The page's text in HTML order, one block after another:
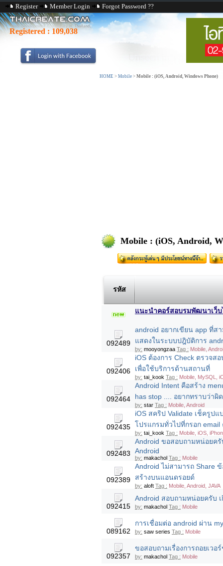
Register Member Login Forgot Password ??
Registered : 109,038
HOME > Mobile > Mobile : (iOS, Android, Windows Phone)
Mobile : (iOS, Android,
รหัส
แนะนำคอร์สอบรมพัฒนาเว็บ
092489
android อยากเขียน app ที่ส
แสดงในระบบปฎิบัติการ
by: mooyongzaa Tag : Mobile,
092406
iOS ต้องการ Check ตรวจส
เพื่อใช้บริการด้านสถานที่
by: tai_kook Tag : Mobile, MySQL,
092464
Android Intent คือสร้าง
has stop .... อยากทราบว่าผิ
by: star Tag : Mobile, Android
092435
iOS สคริป Validate เช็ครูปแ
โปรแกรมทั่วไปที่กรอก email
by: tai_kook Tag : Mobile, iOS,
092483
Android ขอสอบถามหน่อยครั
Android
by: makachol Tag : Mobile
092389
Android ไม่สามารถ Share
สร้างบนแอนดรอยด์
by: aloft Tag : Mobile, Android, JAVA
092415
Android สอบถามหน่อยครับ
by: makachol Tag : Mobile
089162
การเชื่อมต่อ android ผ่าน
by: saw series Tag : Mobile
092357
ขอสอบถามเรื่องการถอยเว
by: makachol Tag : Mobile